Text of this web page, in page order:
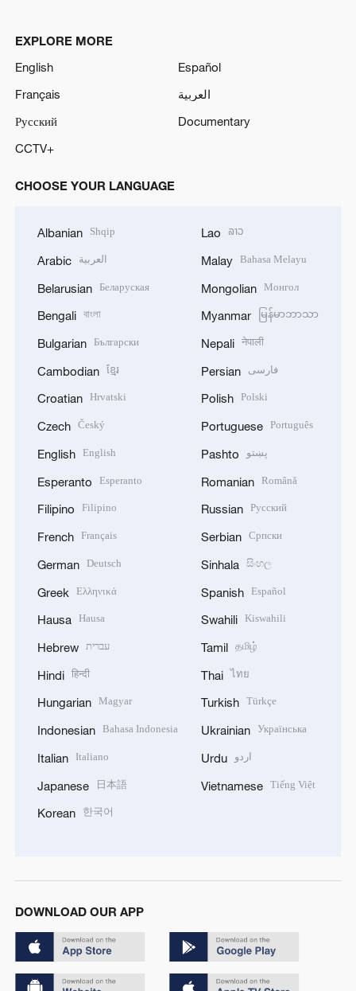
EXPLORE MORE
English
Español
Français
العربية
Русский
Documentary
CCTV+
CHOOSE YOUR LANGUAGE
Albanian Shqip
Arabic العربية
Belarusian Беларуская
Bengali বাংলা
Bulgarian Български
Cambodian ខ្មែរ
Croatian Hrvatski
Czech Český
English English
Esperanto Esperanto
Filipino Filipino
French Français
German Deutsch
Greek Ελληνικά
Hausa Hausa
Hebrew עברית
Hindi हिन्दी
Hungarian Magyar
Indonesian Bahasa Indonesia
Italian Italiano
Japanese 日本語
Korean 한국어
Lao ລາວ
Malay Bahasa Melayu
Mongolian Монгол
Myanmar မြန်မာဘာသာ
Nepali नेपाली
Persian فارسی
Polish Polski
Portuguese Português
Pashto پښتو
Romanian Română
Russian Русский
Serbian Српски
Sinhala සිංහල
Spanish Español
Swahili Kiswahili
Tamil தமிழ்
Thai ไทย
Turkish Türkçe
Ukrainian Українська
Urdu اردو
Vietnamese Tiếng Việt
DOWNLOAD OUR APP